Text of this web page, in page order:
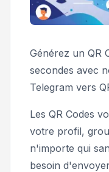
Générez un QR
secondes avec
Telegram vers
Les QR Codes
votre profil,
n'importe qui
besoin